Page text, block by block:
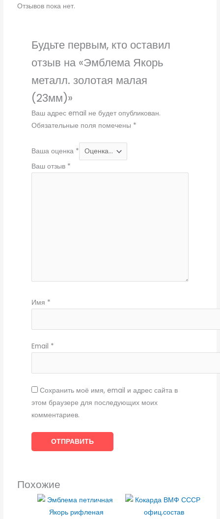
Отзывов пока нет.
Будьте первым, кто оставил
отзыв на «Эмблема Якорь
металл. золотая малая
(23мм)»
Ваш адрес email не будет опубликован.
Обязательные поля помечены *
Ваша оценка *
Ваш отзыв *
Имя *
Email *
Сохранить моё имя, email и адрес сайта в
этом браузере для последующих моих
комментариев.
Похожие